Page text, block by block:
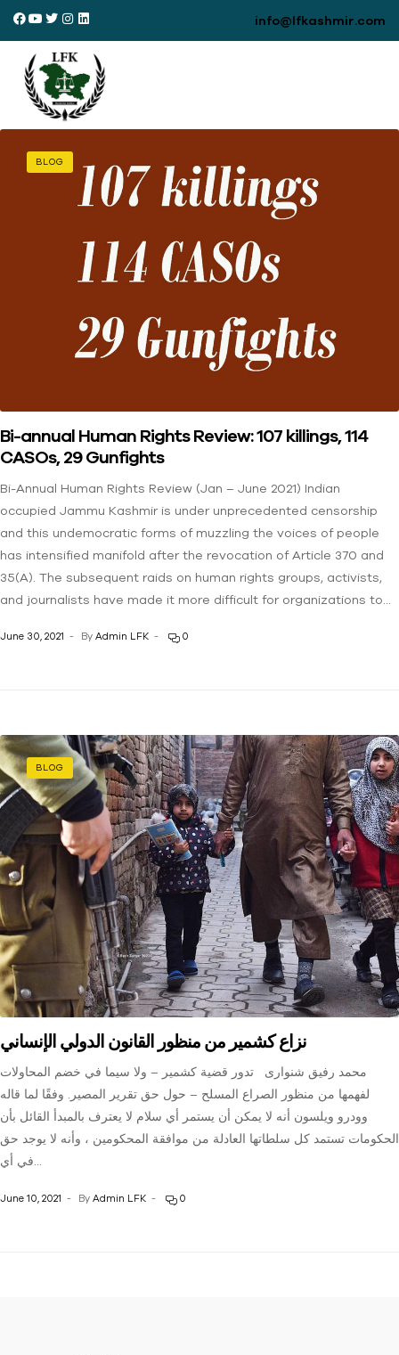
info@lfkashmir.com
BLOG
Bi-annual Human Rights Review: 107 killings, 114
CASOs, 29 Gunfights
Bi-Annual Human Rights Review (Jan – June 2021) Indian
occupied Jammu Kashmir is under unprecedented censorship
and this undemocratic forms of muzzling the voices of people
has intensified manifold after the revocation of Article 370 and
35(A). The subsequent raids on human rights groups, activists,
and journalists have made it more difficult for organizations to…
June 30, 2021 By Admin LFK 0
BLOG
نزاع كشمير من منظور القانون الدولي الإنساني
محمد رفيق شنوارى تدور قضية كشمير – ولا سيما في خضم المحاولات
لفهمها من منظور الصراع المسلح – حول حق تقرير المصير. وفقًا لما قاله
وودرو ويلسون أنه لا يمكن أن يستمر أي سلام لا يعترف بالمبدأ القائل بأن
الحكومات تستمد كل سلطاتها العادلة من موافقة المحكومين ، وأنه لا يوجد حق
في أي…
June 10, 2021 By Admin LFK 0